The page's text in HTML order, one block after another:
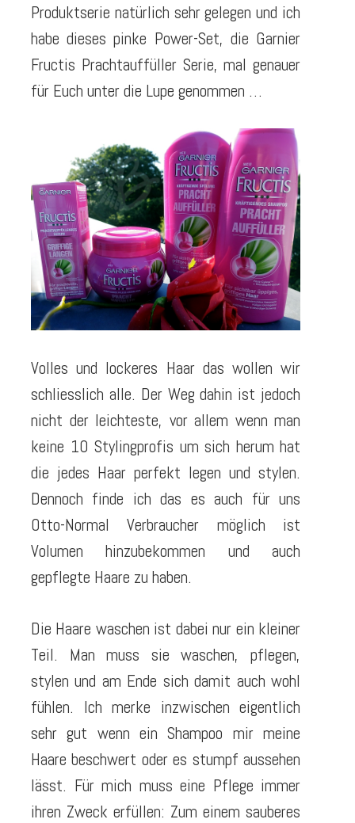
Produktserie natürlich sehr gelegen und ich
habe dieses pinke Power-Set, die Garnier
Fructis Prachtauffüller Serie, mal genauer
für Euch unter die Lupe genommen …
Volles und lockeres Haar das wollen wir
schliesslich alle. Der Weg dahin ist jedoch
nicht der leichteste, vor allem wenn man
keine 10 Stylingprofis um sich herum hat
die jedes Haar perfekt legen und stylen.
Dennoch finde ich das es auch für uns
Otto-Normal Verbraucher möglich ist
Volumen hinzubekommen und auch
gepflegte Haare zu haben.
Die Haare waschen ist dabei nur ein kleiner
Teil. Man muss sie waschen, pflegen,
stylen und am Ende sich damit auch wohl
fühlen. Ich merke inzwischen eigentlich
sehr gut wenn ein Shampoo mir meine
Haare beschwert oder es stumpf aussehen
lässt. Für mich muss eine Pflege immer
ihren Zweck erfüllen: Zum einem sauberes